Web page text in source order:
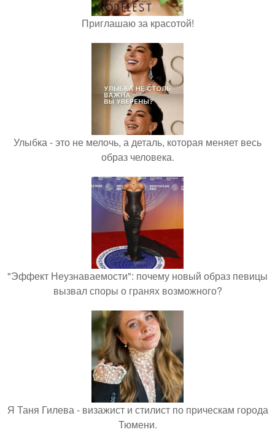
Приглашаю за красотой!
Улыбка - это не мелочь, а деталь, которая меняет весь
образ человека.
"Эффект Неузнаваемости": почему новый образ певицы
вызвал споры о гранях возможного?
Я Таня Гилева - визажист и стилист по прическам города
Тюмени.